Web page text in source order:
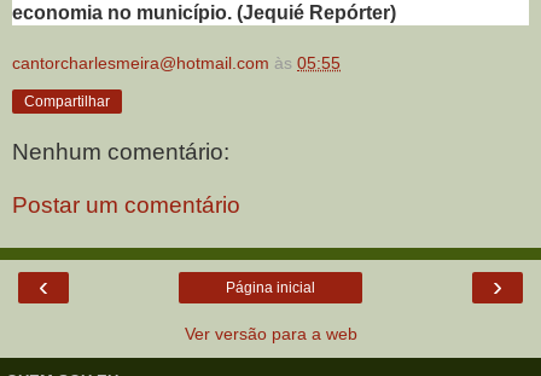
economia no município. (Jequié Repórter)
cantorcharlesmeira@hotmail.com às 05:55
Compartilhar
Nenhum comentário:
Postar um comentário
‹ ›
Página inicial
Ver versão para a web